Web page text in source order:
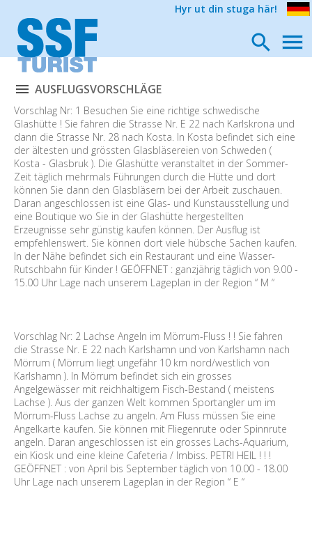
Hyr ut din stuga här!
AUSFLUGSVORSCHLÄGE
Vorschlag Nr: 1 Besuchen Sie eine richtige schwedische
Glashütte ! Sie fahren die Strasse Nr. E 22 nach Karlskrona und
dann die Strasse Nr. 28 nach Kosta. In Kosta befindet sich eine
der ältesten und grössten Glasbläsereien von Schweden (
Kosta - Glasbruk ). Die Glashütte veranstaltet in der Sommer-
Zeit täglich mehrmals Führungen durch die Hütte und dort
können Sie dann den Glasbläsern bei der Arbeit zuschauen.
Daran angeschlossen ist eine Glas- und Kunstausstellung und
eine Boutique wo Sie in der Glashütte hergestellten
Erzeugnisse sehr günstig kaufen können. Der Ausflug ist
empfehlenswert. Sie können dort viele hübsche Sachen kaufen.
In der Nähe befindet sich ein Restaurant und eine Wasser-
Rutschbahn für Kinder ! GEÖFFNET : ganzjährig täglich von 9.00 -
15.00 Uhr Lage nach unserem Lageplan in der Region “ M “
Vorschlag Nr: 2 Lachse Angeln im Mörrum-Fluss ! ! Sie fahren
die Strasse Nr. E 22 nach Karlshamn und von Karlshamn nach
Mörrum ( Mörrum liegt ungefähr 10 km nord/westlich von
Karlshamn ). In Mörrum befindet sich ein grosses
Angelgewässer mit reichhaltigem Fisch-Bestand ( meistens
Lachse ). Aus der ganzen Welt kommen Sportangler um im
Mörrum-Fluss Lachse zu angeln. Am Fluss müssen Sie eine
Angelkarte kaufen. Sie können mit Fliegenrute oder Spinnrute
angeln. Daran angeschlossen ist ein grosses Lachs-Aquarium,
ein Kiosk und eine kleine Cafeteria / Imbiss. PETRI HEIL ! ! !
GEÖFFNET : von April bis September täglich von 10.00 - 18.00
Uhr Lage nach unserem Lageplan in der Region “ E “